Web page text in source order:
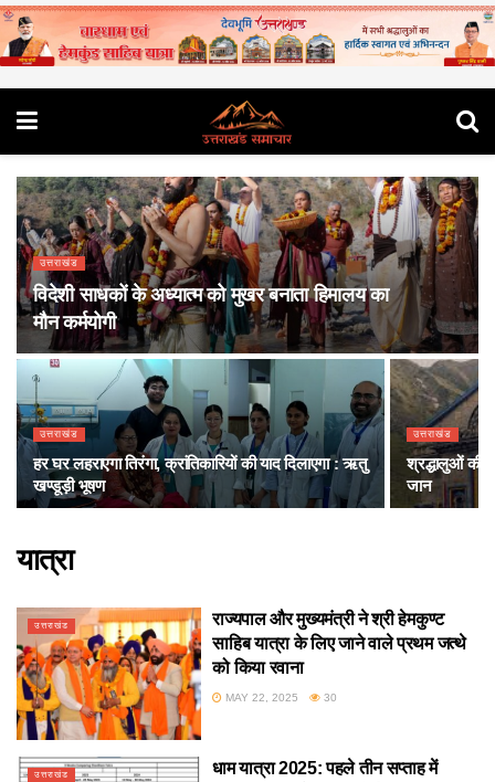
उत्तराखंड
विदेशी साधकों के अध्यात्म को मुखर बनाता हिमालय का
मौन कर्मयोगी
उत्तराखंड
हर घर लहराएगा तिरंगा, क्रांतिकारियों की याद दिलाएगा : ऋतु
खण्डूड़ी भूषण
उत्तराखंड
श्रद्धालुओं की
जान
यात्रा
उत्तराखंड
राज्यपाल और मुख्यमंत्री ने श्री हेमकुण्ट
साहिब यात्रा के लिए जाने वाले प्रथम जत्थे
को किया रवाना
MAY 22, 2025 30
उत्तराखंड
धाम यात्रा 2025: पहले तीन सप्ताह में